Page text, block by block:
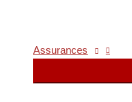
Assurances